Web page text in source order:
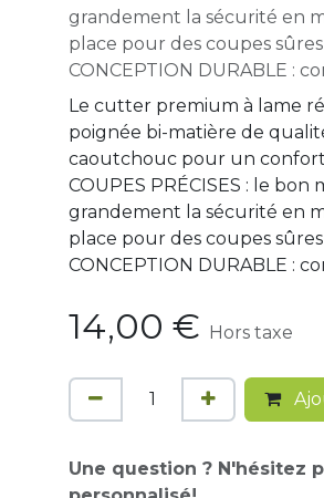
grandement la sécurité en
place pour des coupes
CONCEPTION DURABLE :
Le cutter premium à lame
poignée bi-matière de
caoutchouc pour un
COUPES PRÉCISES : le
grandement la sécurité en
place pour des coupes
CONCEPTION DURABLE :
14,00 € Hors taxe
Une question ? N'hésitez